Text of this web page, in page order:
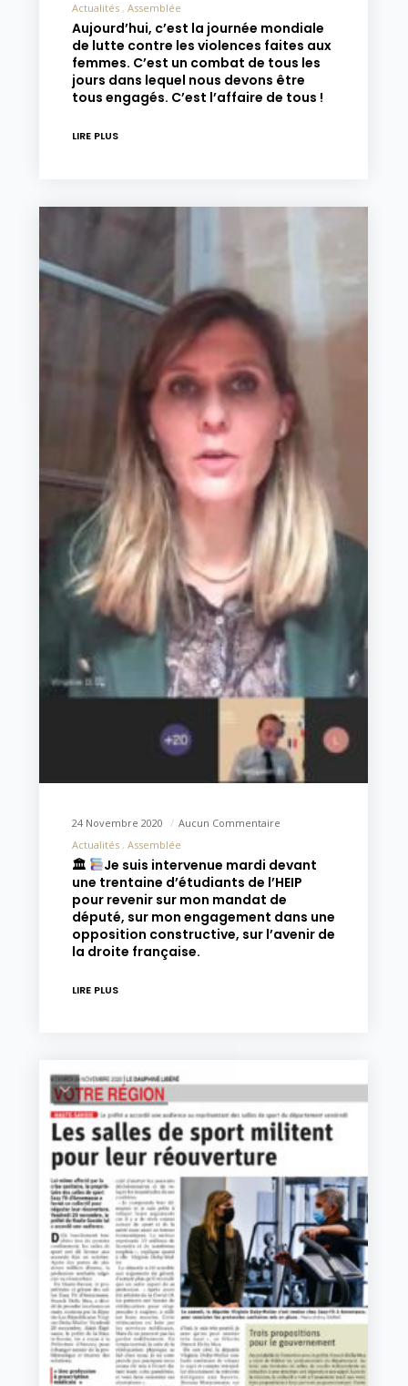
Actualités
Assemblée
Aujourd’hui, c’est la journée mondiale
de lutte contre les violences faites aux
femmes. C’est un combat de tous les
jours dans lequel nous devons être
tous engagés. C’est l’affaire de tous !
LIRE PLUS
24 Novembre 2020
Aucun Commentaire
Actualités
Assemblée
🏛
Je suis intervenue mardi devant
une trentaine d’étudiants de l’HEIP
pour revenir sur mon mandat de
député, sur mon engagement dans une
opposition constructive, sur l’avenir de
la droite française.
LIRE PLUS